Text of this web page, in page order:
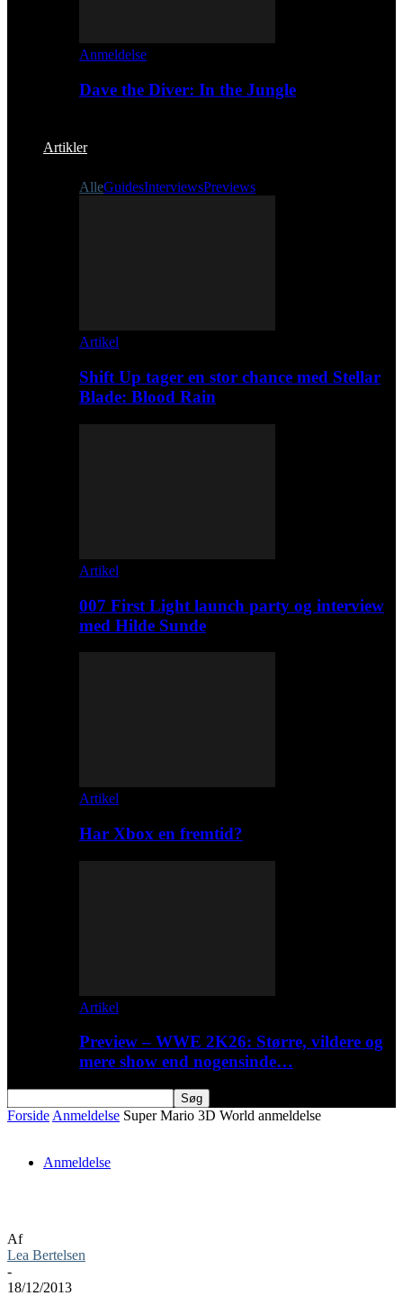
Anmeldelse
Dave the Diver: In the Jungle
Artikler
AlleGuidesInterviewsPreviews
Artikel
Shift Up tager en stor chance med Stellar
Blade: Blood Rain
Artikel
007 First Light launch party og interview
med Hilde Sunde
Artikel
Har Xbox en fremtid?
Artikel
Preview – WWE 2K26: Større, vildere og
mere show end nogensinde…
Forside Anmeldelse Super Mario 3D World anmeldelse
Anmeldelse
Af
Lea Bertelsen
-
18/12/2013